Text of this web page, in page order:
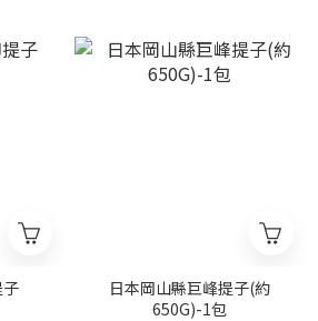
日本岡山縣巨峰提子(約
650G)-1包